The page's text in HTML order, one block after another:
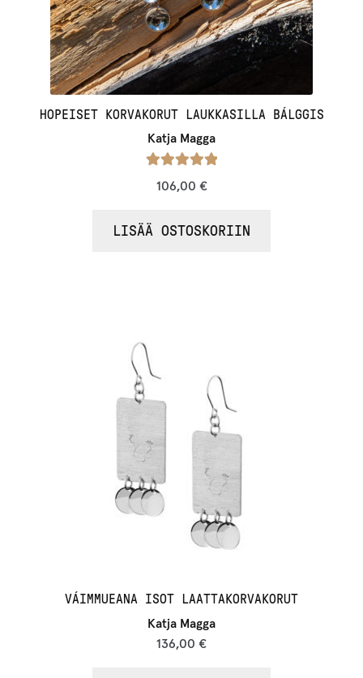
HOPEISET KORVAKORUT LAUKKASILLA BÁLGGIS
Katja Magga
106,00 €
LISÄÄ OSTOSKORIIN
VÁIMMUEANA ISOT LAATTAKORVAKORUT
Katja Magga
136,00 €